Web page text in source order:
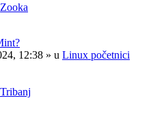
Zooka
12:38 » u Linux početnici
Tribanj